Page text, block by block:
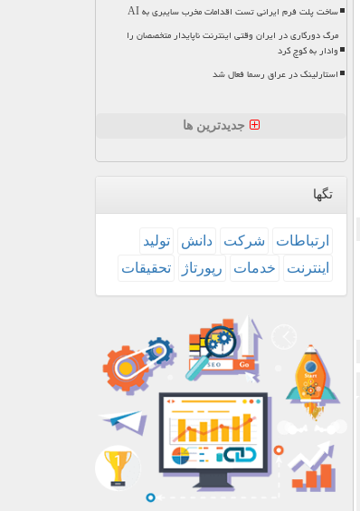
ساخت پلت فرم ایرانی تست اقدامات مخرب سایبری به AI
مرگ دورکاری در ایران وقتی اینترنت ناپایدار متخصصان را
وادار به کوچ کرد
استارلینک در عراق رسما فعال شد
جدیدترین ها
تگها
ارتباطات شركت دانش
تولید
اینترنت
خدمات رپورتاژ تحقیقات